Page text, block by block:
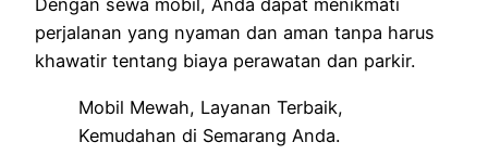
Dengan sewa mobil, Anda dapat menikmati
perjalanan yang nyaman dan aman tanpa harus
khawatir tentang biaya perawatan dan parkir.
Mobil Mewah, Layanan Terbaik,
Kemudahan di Semarang Anda.